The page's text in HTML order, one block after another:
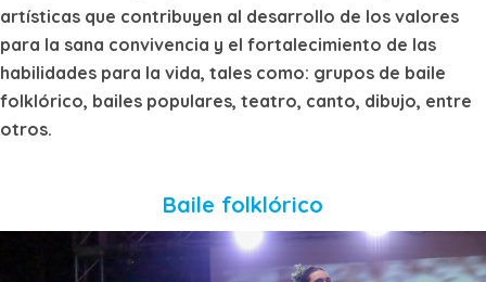
artísticas que contribuyen al desarrollo de los valores
para la sana convivencia y el fortalecimiento de las
habilidades para la vida, tales como: grupos de baile
folklórico, bailes populares, teatro, canto, dibujo, entre
otros.
Baile folklórico